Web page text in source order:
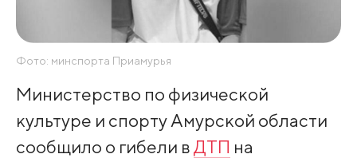
Фото: минспорта Приамурья
Министерство по физической
культуре и спорту Амурской области
сообщило о гибели вДТП на